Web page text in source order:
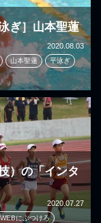
ぎ］山本聖蓮
2020.08.03
山本聖蓮 平泳ぎ
）の「インタ
2020.07.27
にぶつけろ